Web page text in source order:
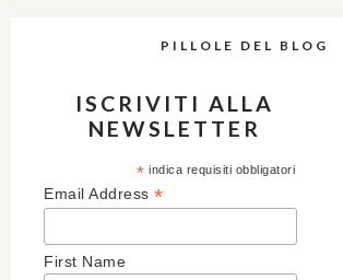
PILLOLE DEL BLOG
ISCRIVITI ALLA
NEWSLETTER
* indica requisiti obbligatori
Email Address *
First Name